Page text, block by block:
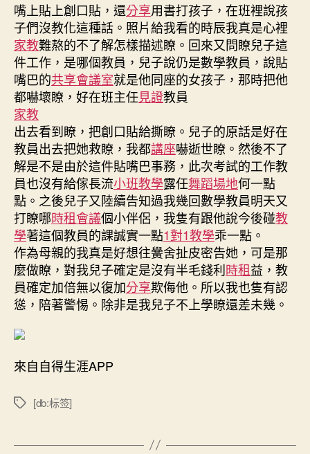
嘴上貼上創口貼，還分享用書打孩子，在班裡說孩
子們沒教化這種話。照片給我看的時辰我真是心裡
家教難熬的不了解怎樣描述瞭。回來又問瞭兒子這
件工作，是哪個教員，兒子說仍是數學教員，說貼
嘴巴的共享會議室就是他同座的女孩子，那時把他
都嚇壞瞭，好在班主任見證教員
家教
出去看到瞭，把創口貼給撕瞭。兒子的原話是好在
教員出去把她救瞭，我都講座嚇逝世瞭。然後不了
解是不是由於這件貼嘴巴事務，此次考試的工作教
員也沒有給傢長流小班教學露任舞蹈場地何一點
點。之後兒子又陸續告知過我幾回數學教員明天又
打瞭哪時租會議個小伴侶，我隻有跟他說今後碰教
學著這個教員的課誠實一點1對1教學乖一點。
作為母親的我真是好想往黌舍扯皮密告她，可是那
麼做瞭，對我兒子確定是沒有半毛錢利時租益，教
員確定加倍無以復加分享欺侮他。所以我也隻有認
慫，陪著警惕。除非是我兒子不上學瞭還差未幾。
來自自得生涯APP
標
[db:标签]